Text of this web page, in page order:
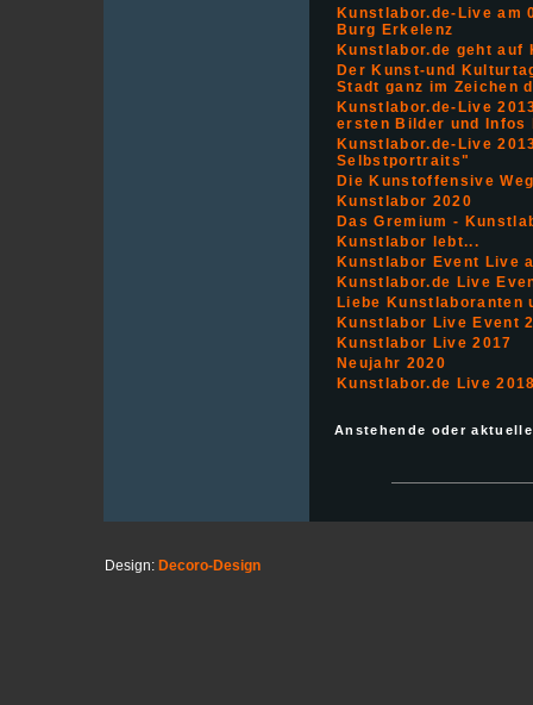
Kunstlabor.de-Live am
Burg Erkelenz
Kunstlabor.de geht auf
Der Kunst-und
Stadt ganz im Zeichen
Kunstlabor.de-Live
ersten Bilder und Infos
Kunstlabor.de-Live
Selbstportraits"
Die Kunstoffensive
Kunstlabor 2020
Das Gremium -
Kunstlabor lebt...
Kunstlabor Event Live
Kunstlabor.de Live
Liebe Kunstlaboranten
Kunstlabor Live Event
Kunstlabor Live 2017
Neujahr 2020
Kunstlabor.de Live
Anstehende oder
Design: Decoro-Design